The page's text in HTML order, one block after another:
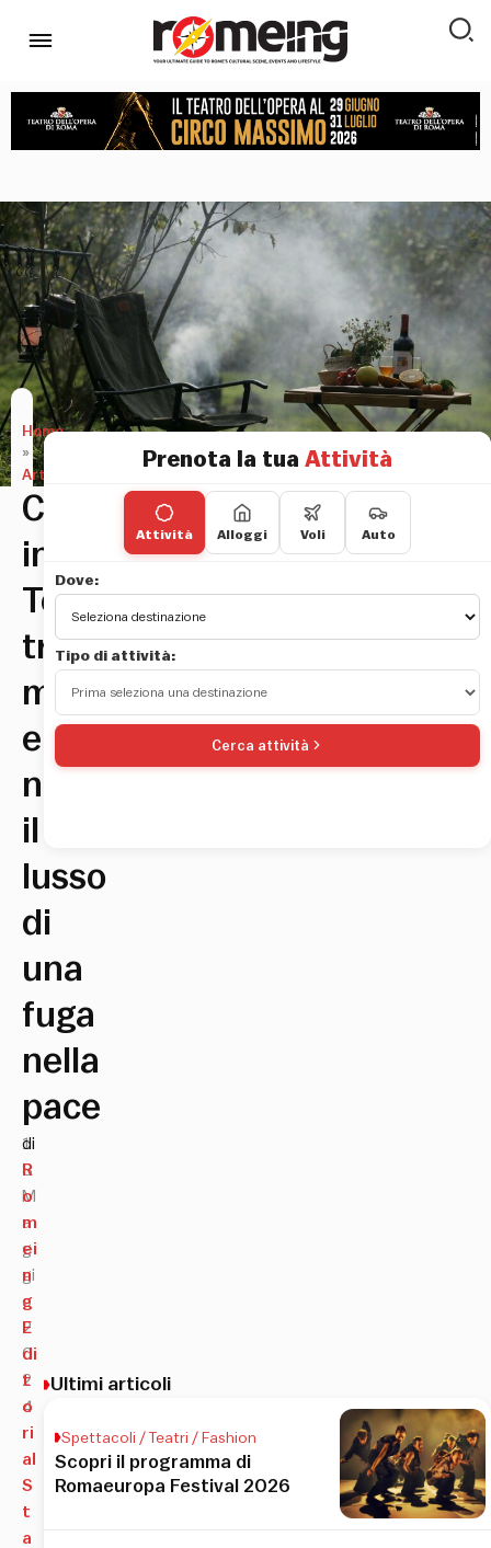
Home
»
Articoli
Campeggi
in
Toscana,
tra
mare
e
natura:
il
lusso
di
una
fuga
nella
pace
1
8
M
a
g
gi
o
2
0
2
4
di
R
o
m
ei
n
g
E
di
t
o
ri
al
S
t
a
Prenota la tua Attività
Attività Alloggi Voli Auto
Dove:
Tipo di attività:
Cerca attività
Ultimi articoli
Spettacoli / Teatri / Fashion
Scopri il programma di
Romaeuropa Festival 2026